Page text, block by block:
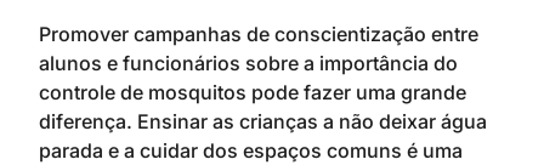
Promover campanhas de conscientização entre
alunos e funcionários sobre a importância do
controle de mosquitos pode fazer uma grande
diferença. Ensinar as crianças a não deixar água
parada e a cuidar dos espaços comuns é uma